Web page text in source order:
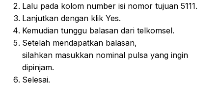
Lalu pada kolom number isi nomor tujuan 5111.
Lanjutkan dengan klik Yes.
Kemudian tunggu balasan dari telkomsel.
Setelah mendapatkan balasan,
silahkan masukkan nominal pulsa yang ingin
dipinjam.
Selesai.